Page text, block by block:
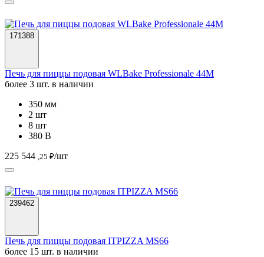
171388
Печь для пиццы подовая WLBake Professionale 44M
более 3 шт. в наличии
350 мм
2 шт
8 шт
380 В
225 544 ,25 ₽/шт
239462
Печь для пиццы подовая ITPIZZA MS66
более 15 шт. в наличии